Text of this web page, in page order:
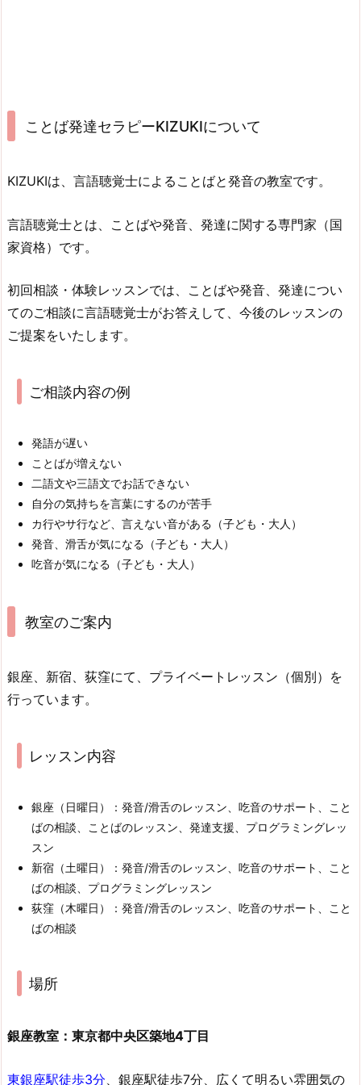
ことば発達セラピーKIZUKIについて
KIZUKIは、言語聴覚士によることばと発音の教室です。
言語聴覚士とは、ことばや発音、発達に関する専門家（国
家資格）です。
初回相談・体験レッスンでは、ことばや発音、発達につい
てのご相談に言語聴覚士がお答えして、今後のレッスンの
ご提案をいたします。
ご相談内容の例
発語が遅い
ことばが増えない
二語文や三語文でお話できない
自分の気持ちを言葉にするのが苦手
カ行やサ行など、言えない音がある（子ども・大人）
発音、滑舌が気になる（子ども・大人）
吃音が気になる（子ども・大人）
教室のご案内
銀座、新宿、荻窪にて、プライベートレッスン（個別）を
行っています。
レッスン内容
銀座（日曜日）：発音/滑舌のレッスン、吃音のサポート、こと
ばの相談、ことばのレッスン、発達支援、プログラミングレッ
スン
新宿（土曜日）：発音/滑舌のレッスン、吃音のサポート、こと
ばの相談、プログラミングレッスン
荻窪（木曜日）：発音/滑舌のレッスン、吃音のサポート、こと
ばの相談
場所
銀座教室：東京都中央区築地4丁目
東銀座駅徒歩3分、銀座駅徒歩7分、広くて明るい雰囲気の